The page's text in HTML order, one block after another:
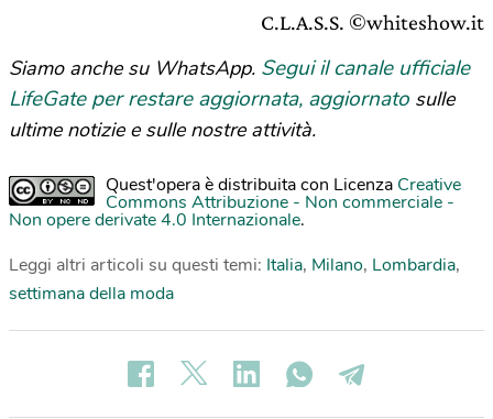
C.L.A.S.S. ©whiteshow.it
Siamo anche su WhatsApp. Segui il canale ufficiale
LifeGate per restare aggiornata, aggiornato sulle
ultime notizie e sulle nostre attività.
Quest'opera è distribuita con Licenza Creative
Commons Attribuzione - Non commerciale -
Non opere derivate 4.0 Internazionale.
Leggi altri articoli su questi temi: Italia, Milano, Lombardia,
settimana della moda